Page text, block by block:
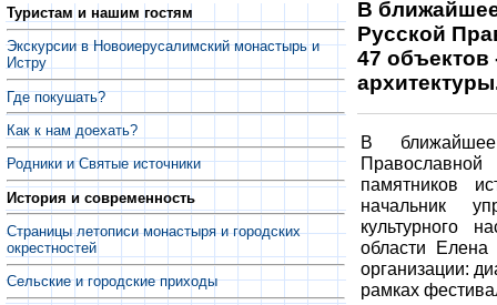
Туристам и нашим гостям
Экскурсии в Новоиерусалимский монастырь и
Истру
Где покушать?
Как к нам доехать?
Родники и Святые источники
История и современность
Страницы летописи монастыря и городских
окрестностей
Сельские и городские приходы
В
Русской
47 объектов
В
памятников
начальник
культурного
области
организации:
рамках